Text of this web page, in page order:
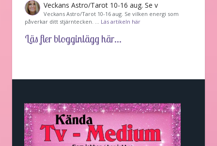
Veckans Astro/Tarot 10-16 aug. Se v
Veckans Astro/Tarot 10-16 aug. Se vilken energi som
påverkar ditt stjärntecken. … Läs artikeln här
Läs fler blogginlägg här...